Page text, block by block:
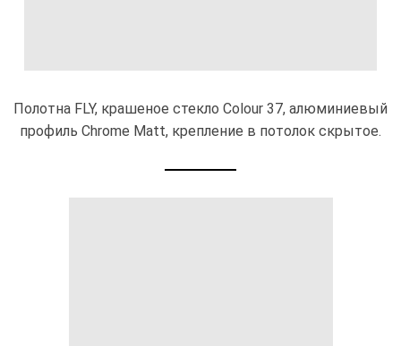
Полотна FLY, крашеное стекло Colour 37, алюминиевый
профиль Chrome Matt, крепление в потолок скрытое.